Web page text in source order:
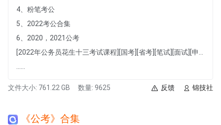
4、粉笔考公
5、2022考公合集
6、2020，2021公考
文件大小: 761.22 GB 数量: 9625 锦技社
反馈
《公考》合集